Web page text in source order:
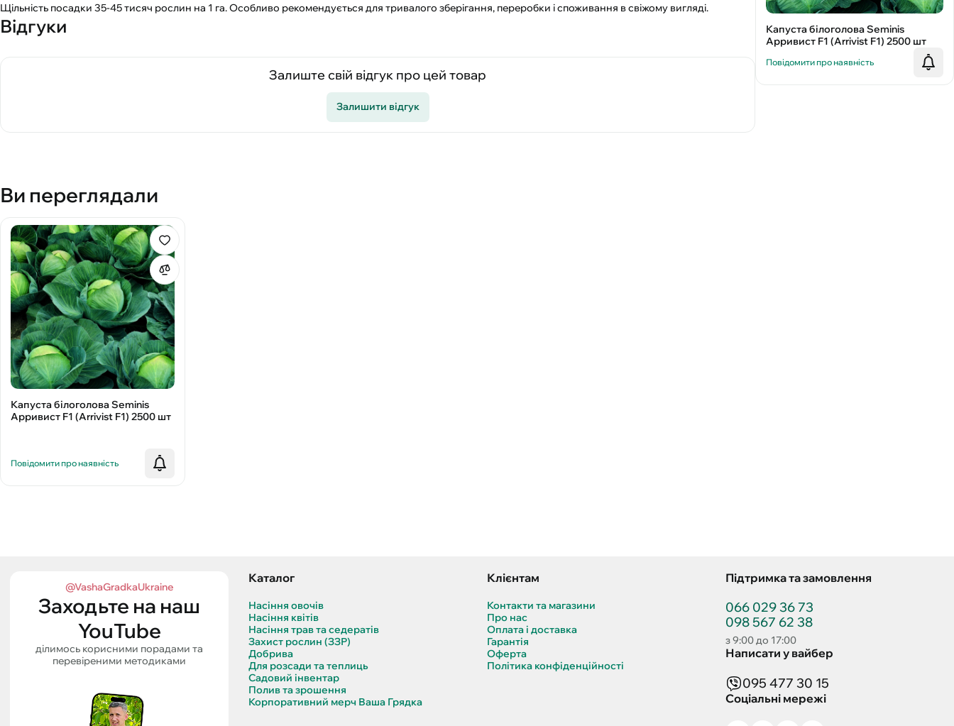
Щільність посадки 35-45 тисяч рослин на 1 га. Особливо рекомендується для тривалого зберігання, переробки і споживання в свіжому вигляді.
Відгуки
Залиште свій відгук про цей товар
Залишити відгук
Капуста білоголова Seminis
Арривист F1 (Arrivist F1) 2500 шт
Повідомити про наявність
Ви переглядали
Капуста білоголова Seminis
Арривист F1 (Arrivist F1) 2500 шт
Повідомити про наявність
@VashaGradkaUkraine
Заходьте на наш
YouTube
ділимось корисними порадами та
перевіреними методиками
Каталог
Насіння овочів
Насіння квітів
Насіння трав та седератів
Захист рослин (ЗЗР)
Добрива
Для розсади та теплиць
Садовий інвентар
Полив та зрошення
Корпоративний мерч Ваша Грядка
Клієнтам
Контакти та магазини
Про нас
Оплата і доставка
Гарантія
Оферта
Політика конфіденційності
Підтримка та замовлення
066 029 36 73
098 567 62 38
з 9:00 до 17:00
Написати у вайбер
095 477 30 15
Соціальні мережі